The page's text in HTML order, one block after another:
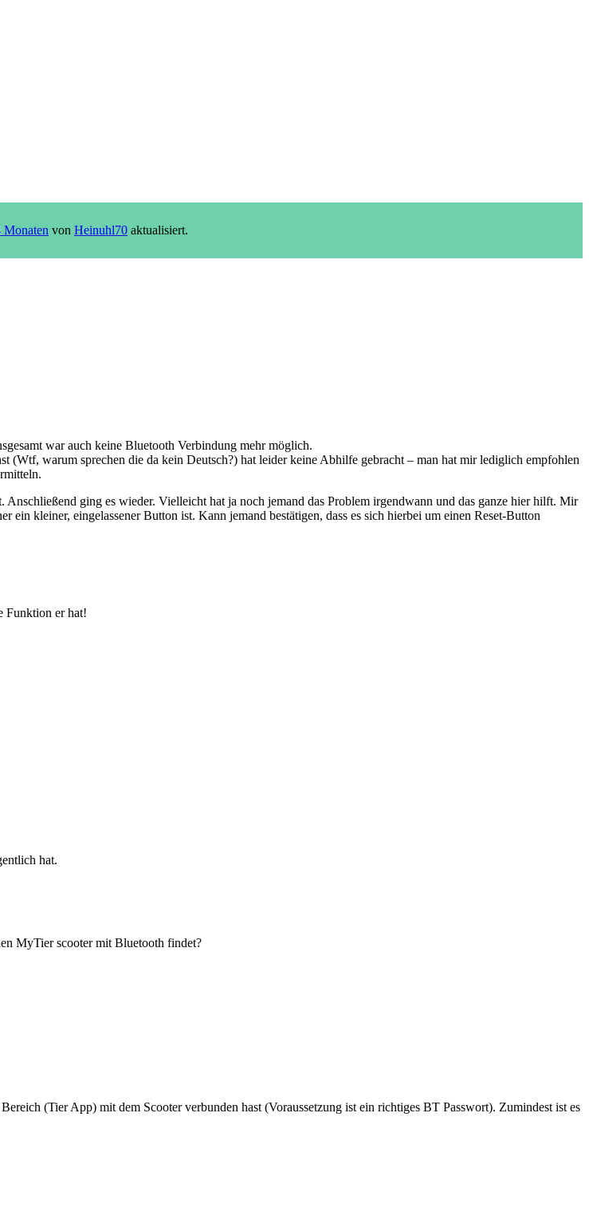
Monaten von Heinuhl70 aktualisiert.
war auch keine Bluetooth Verbindung mehr möglich.
(Wtf, warum sprechen die da kein Deutsch?) hat leider keine Abhilfe gebracht – man hat mir lediglich empfohlen
ging es wieder. Vielleicht hat ja noch jemand das Problem irgendwann und das ganze hier hilft. Mir
ein kleiner, eingelassener Button ist. Kann jemand bestätigen, dass es sich hierbei um einen Reset-Button
Funktion er hat!
hat.
MyTier scooter mit Bluetooth findet?
(Tier App) mit dem Scooter verbunden hast (Voraussetzung ist ein richtiges BT Passwort). Zumindest ist es